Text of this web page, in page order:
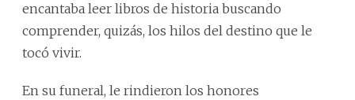
encantaba leer libros de historia buscando
comprender, quizás, los hilos del destino que le
tocó vivir.
En su funeral, le rindieron los honores